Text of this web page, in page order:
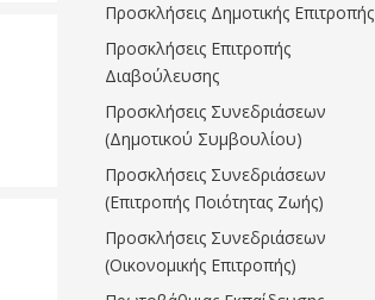
Προσκλήσεις Δημοτικής Επιτροπής
Προσκλήσεις Επιτροπής
Διαβούλευσης
Προσκλήσεις Συνεδριάσεων
(Δημοτικού Συμβουλίου)
Προσκλήσεις Συνεδριάσεων
(Επιτροπής Ποιότητας Ζωής)
Προσκλήσεις Συνεδριάσεων
(Οικονομικής Επιτροπής)